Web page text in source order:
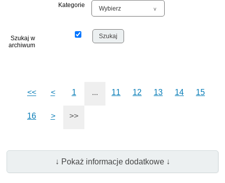
Kategorie
Szukaj w
archiwum
<< < 1 ... 11 12 13 14 15
16 > >>
↓ Pokaż informacje dodatkowe ↓